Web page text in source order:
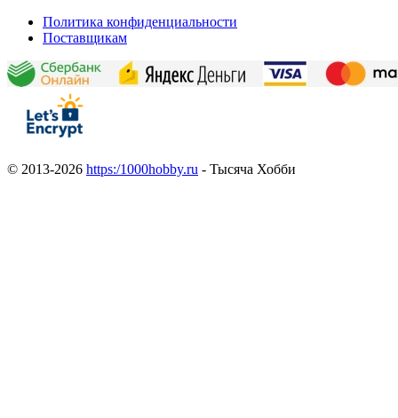
Политика конфиденциальности
Поставщикам
© 2013-2026 https:/1000hobby.ru - Тысяча Хобби